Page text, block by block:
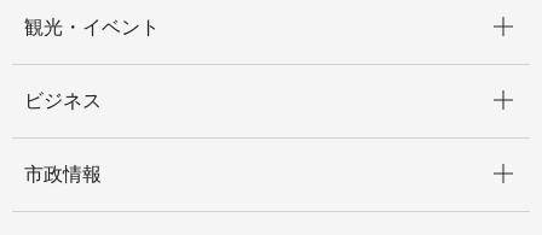
観光・イベント
ビジネス
市政情報